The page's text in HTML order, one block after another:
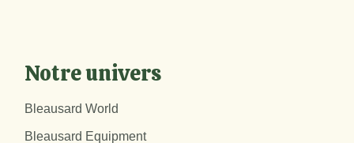
Notre univers
Bleausard World
Bleausard Equipment